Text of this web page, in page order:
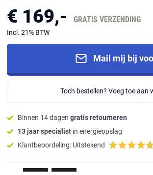
€ 169,- GRATIS VERZENDING
Incl. 21% BTW
Mail mij bij
Toch bestellen? Voeg toe aan
Binnen 14 dagen gratis retourneren
13 jaar specialist in energieopslag
Klantbeoordeling: Uitstekend